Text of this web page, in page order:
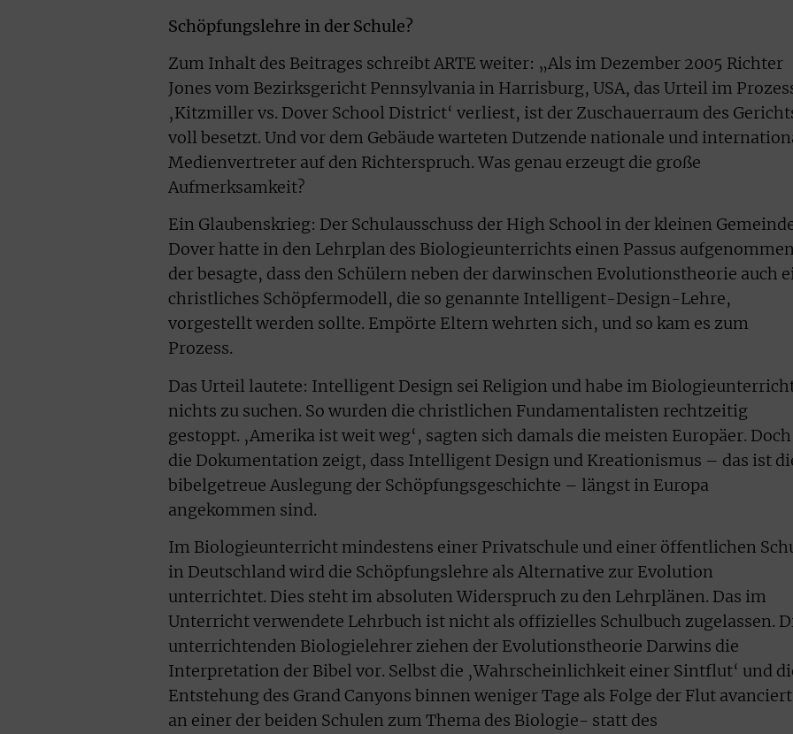
Schöpfungslehre in der Schule?
Zum Inhalt des Beitrages schreibt ARTE weiter: „Als im Dezember 2005 Richter
Jones vom Bezirksgericht Pennsylvania in Harrisburg, USA, das Urteil im
‚Kitzmiller vs. Dover School District‘ verliest, ist der Zuschauerraum des
voll besetzt. Und vor dem Gebäude warteten Dutzende nationale und
Medienvertreter auf den Richterspruch. Was genau erzeugt die große
Aufmerksamkeit?
Ein Glaubenskrieg: Der Schulausschuss der High School in der kleinen
Dover hatte in den Lehrplan des Biologieunterrichts einen Passus
der besagte, dass den Schülern neben der darwinschen Evolutionstheorie auch
christliches Schöpfermodell, die so genannte Intelligent-Design-Lehre,
vorgestellt werden sollte. Empörte Eltern wehrten sich, und so kam es zum
Prozess.
Das Urteil lautete: Intelligent Design sei Religion und habe im
nichts zu suchen. So wurden die christlichen Fundamentalisten rechtzeitig
gestoppt. ‚Amerika ist weit weg‘, sagten sich damals die meisten Europäer. Doch
die Dokumentation zeigt, dass Intelligent Design und Kreationismus – das ist
bibelgetreue Auslegung der Schöpfungsgeschichte – längst in Europa
angekommen sind.
Im Biologieunterricht mindestens einer Privatschule und einer öffentlichen
in Deutschland wird die Schöpfungslehre als Alternative zur Evolution
unterrichtet. Dies steht im absoluten Widerspruch zu den Lehrplänen. Das im
Unterricht verwendete Lehrbuch ist nicht als offizielles Schulbuch zugelassen.
unterrichtenden Biologielehrer ziehen der Evolutionstheorie Darwins die
Interpretation der Bibel vor. Selbst die ‚Wahrscheinlichkeit einer Sintflut‘ und
Entstehung des Grand Canyons binnen weniger Tage als Folge der Flut avanciert
an einer der beiden Schulen zum Thema des Biologie- statt des